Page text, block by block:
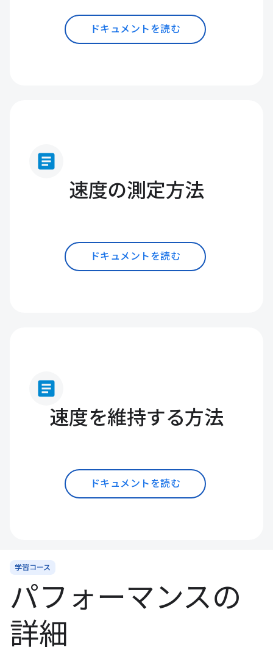
ドキュメントを読む
article
速度の測定方法
ドキュメントを読む
article
速度を維持する方法
ドキュメントを読む
学習コース
パフォーマンスの
詳細